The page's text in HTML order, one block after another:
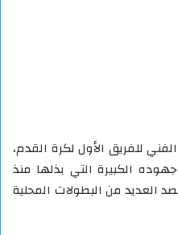
للفريق الأول لكرة القدم،
الكبيرة التي بذلها منذ
العديد من البطولات المحلية